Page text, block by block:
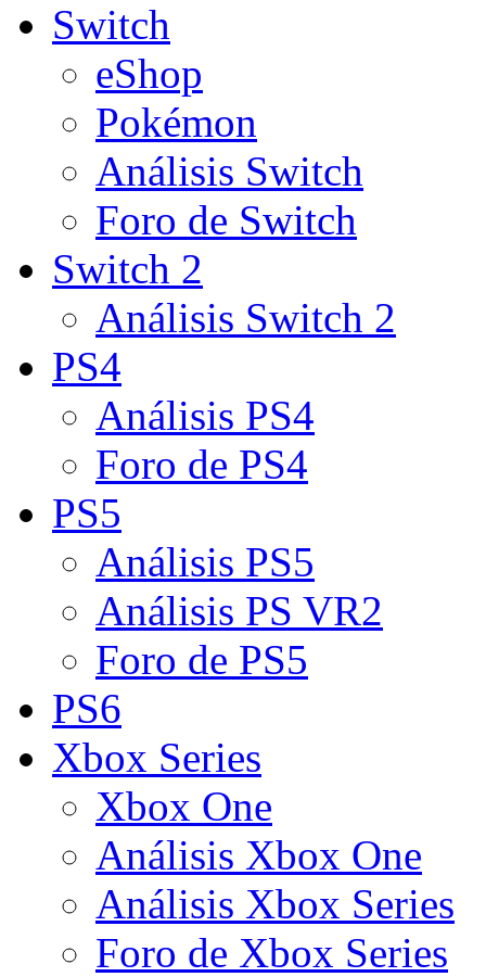
Switch
eShop
Pokémon
Análisis Switch
Foro de Switch
Switch 2
Análisis Switch 2
PS4
Análisis PS4
Foro de PS4
PS5
Análisis PS5
Análisis PS VR2
Foro de PS5
PS6
Xbox Series
Xbox One
Análisis Xbox One
Análisis Xbox Series
Foro de Xbox Series